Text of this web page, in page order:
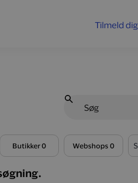
Tilmeld dig
Butikker 0 Webshops 0